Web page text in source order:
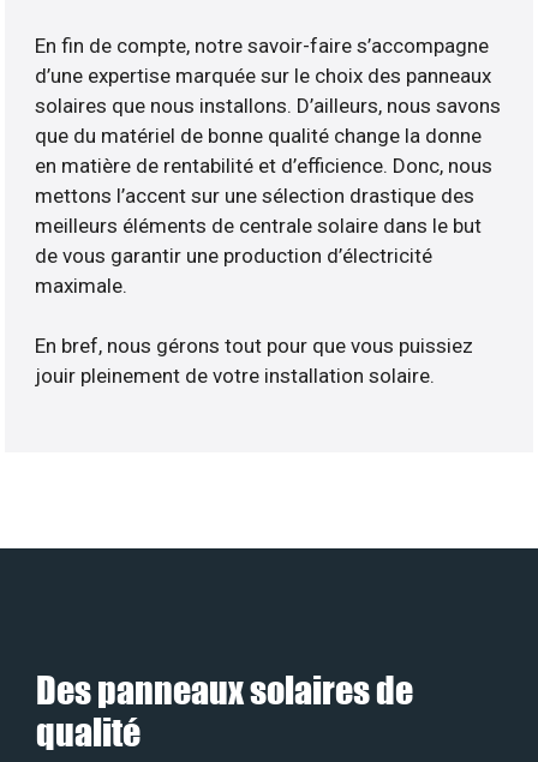
En fin de compte, notre savoir-faire s’accompagne
d’une expertise marquée sur le choix des panneaux
solaires que nous installons. D’ailleurs, nous savons
que du matériel de bonne qualité change la donne
en matière de rentabilité et d’efficience. Donc, nous
mettons l’accent sur une sélection drastique des
meilleurs éléments de centrale solaire dans le but
de vous garantir une production d’électricité
maximale.
En bref, nous gérons tout pour que vous puissiez
jouir pleinement de votre installation solaire.
Des panneaux solaires de
qualité